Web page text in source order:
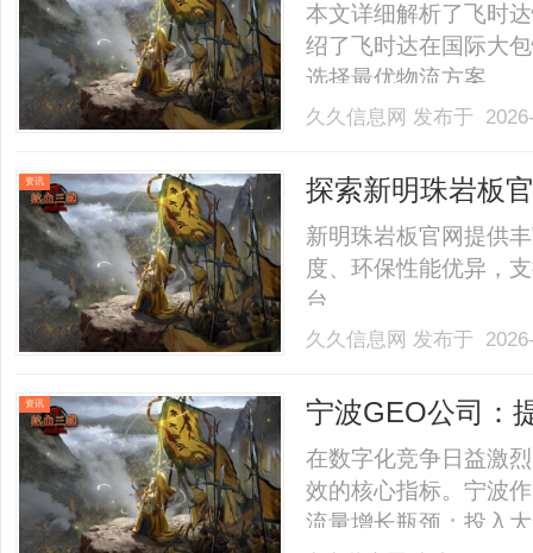
本文详细解析了飞时
绍了飞时达在国际大
选择最优物流方案。
久久信息网 发布于
资讯
探索新明珠岩板
析
新明珠岩板官网提供
度、环保性能优异，
台。......
久久信息网 发布于
资讯 宁波GEO公司：
在数字化竞争日益激
效的核心指标。宁波
流量增长瓶颈：投入